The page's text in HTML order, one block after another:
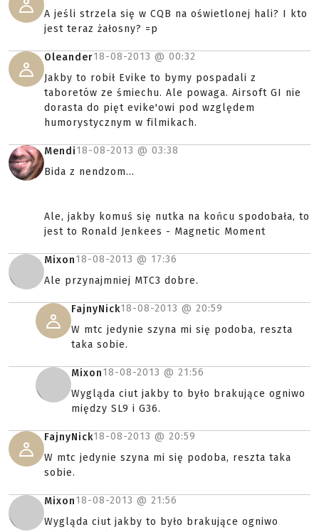
A jeśli strzela się w CQB na oświetlonej hali? I kto
jest teraz żałosny? =p
Oleander18-08-2013 @ 00:32
Jakby to robił Evike to bymy pospadali z
taboretów ze śmiechu. Ale powaga. Airsoft GI nie
dorasta do pięt evike'owi pod względem
humorystycznym w filmikach.
Mendi18-08-2013 @ 03:38
Bida z nendzom...
Ale, jakby komuś się nutka na końcu spodobała, to
jest to Ronald Jenkees - Magnetic Moment
Mixon18-08-2013 @ 17:36
Ale przynajmniej MTC3 dobre.
FajnyNick18-08-2013 @ 20:59
W mtc jedynie szyna mi się podoba, reszta
taka sobie.
Mixon18-08-2013 @ 21:56
Wygląda ciut jakby to było brakujące ogniwo
między SL9 i G36.
FajnyNick18-08-2013 @ 20:59
W mtc jedynie szyna mi się podoba, reszta taka
sobie.
Mixon18-08-2013 @ 21:56
Wygląda ciut jakby to było brakujące ogniwo